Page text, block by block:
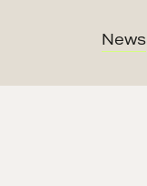
News